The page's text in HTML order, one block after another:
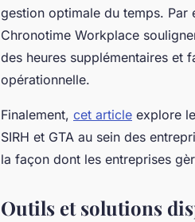
gestion optimale du temps.
Chronotime Workplace
des heures supplémentaires et
opérationnelle.
Finalement, cet article explore
SIRH et GTA au sein des
la façon dont les entreprises
Outils et solutions